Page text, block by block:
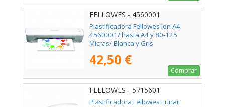
FELLOWES - 4560001
Plastificadora Fellowes Ion A4
4560001/ hasta A4 y 80-125
Micras/ Blanca y Gris
42,50 €
Comprar
FELLOWES - 5715601
Plastificadora Fellowes Lunar